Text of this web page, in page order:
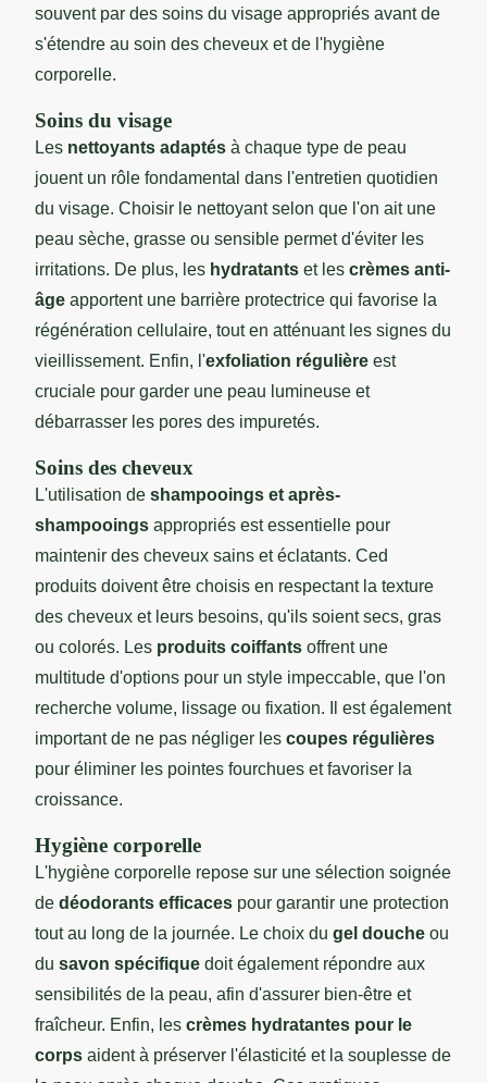
souvent par des soins du visage appropriés avant de
s'étendre au soin des cheveux et de l'hygiène
corporelle.
Soins du visage
Les nettoyants adaptés à chaque type de peau
jouent un rôle fondamental dans l'entretien quotidien
du visage. Choisir le nettoyant selon que l'on ait une
peau sèche, grasse ou sensible permet d'éviter les
irritations. De plus, les hydratants et les crèmes anti-
âge apportent une barrière protectrice qui favorise la
régénération cellulaire, tout en atténuant les signes du
vieillissement. Enfin, l'exfoliation régulière est
cruciale pour garder une peau lumineuse et
débarrasser les pores des impuretés.
Soins des cheveux
L'utilisation de shampooings et après-
shampooings appropriés est essentielle pour
maintenir des cheveux sains et éclatants. Ced
produits doivent être choisis en respectant la texture
des cheveux et leurs besoins, qu'ils soient secs, gras
ou colorés. Les produits coiffants offrent une
multitude d'options pour un style impeccable, que l'on
recherche volume, lissage ou fixation. Il est également
important de ne pas négliger les coupes régulières
pour éliminer les pointes fourchues et favoriser la
croissance.
Hygiène corporelle
L'hygiène corporelle repose sur une sélection soignée
de déodorants efficaces pour garantir une protection
tout au long de la journée. Le choix du gel douche ou
du savon spécifique doit également répondre aux
sensibilités de la peau, afin d'assurer bien-être et
fraîcheur. Enfin, les crèmes hydratantes pour le
corps aident à préserver l'élasticité et la souplesse de